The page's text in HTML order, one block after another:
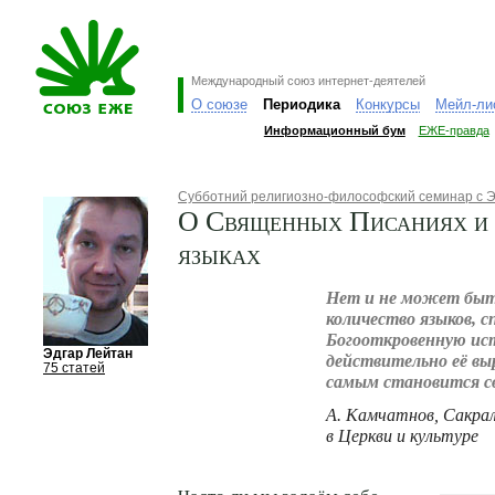
Международный союз интернет-деятелей
О союзе Периодика Конкурсы Мейл-
Информационный бум ЕЖЕ-правда
Эдгар Лейтан
75 статей
Субботний религиозно-философский семинар с
О Священных Писаниях и
языках
Нет и не может
количество языков,
Богооткровенную
действительно её
самым становится
А. Камчатнов,
в Церкви и культуре